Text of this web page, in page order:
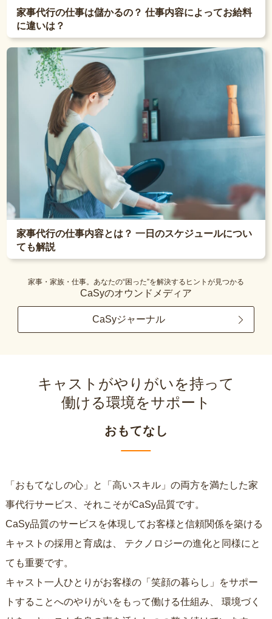
家事代行の仕事は儲かるの？ 仕事内容によってお給料
に違いは？
家事代行の仕事内容とは？ 一日のスケジュールについ
ても解説
家事・家族・仕事。あなたの“困った”を解決するヒントが見つかる
CaSyのオウンドメディア
CaSyジャーナル
キャストがやりがいを持って
働ける環境をサポート
おもてなし
「おもてなしの心」と「高いスキル」の両方を満たした家
事代行サービス、それこそがCaSy品質です。
CaSy品質のサービスを体現してお客様と信頼関係を築ける
キャストの採用と育成は、
ても重要です。
キャスト一人ひとりがお客様の「笑顔の暮らし」をサポー
トすることへのやりがいをもって働ける仕組み、